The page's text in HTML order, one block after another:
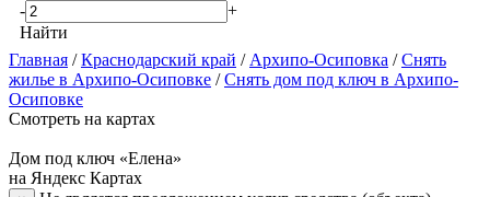
-
+
Найти
Главная /Краснодарский край / Архипо-Осиповка /Снять
жилье в Архипо-Осиповке /Снять дом под ключ в Архипо-
Осиповке
Смотреть на картах
Дом под ключ «Елена»
на Яндекс Картах